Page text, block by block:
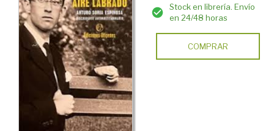
Stock en librería. Envío
en 24/48 horas
COMPRAR